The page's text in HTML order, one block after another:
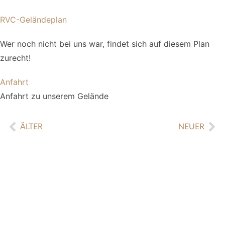
RVC-Geländeplan
Wer noch nicht bei uns war, findet sich auf diesem Plan
zurecht!
Anfahrt
Anfahrt zu unserem Gelände
ÄLTER NEUER